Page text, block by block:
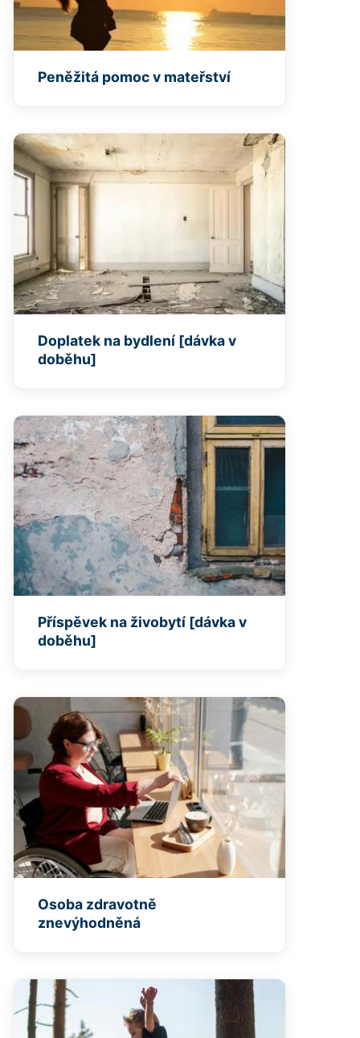
Peněžitá pomoc v mateřství
Doplatek na bydlení [dávka v
doběhu]
Příspěvek na živobytí [dávka v
doběhu]
Osoba zdravotně
znevýhodněná